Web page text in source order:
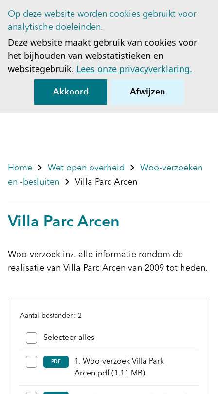
Op deze website worden cookies gebruikt voor
analytische doeleinden.
Deze website maakt gebruik van cookies voor
het bijhouden van webstatistieken en
websitegebruik. Lees onze privacyverklaring.
Akkoord Afwijzen
Home Wet open overheid
Woo-verzoeken
en -besluiten
Villa Parc Arcen
Villa Parc Arcen
Woo-verzoek inz. alle informatie rondom de
realisatie van Villa Parc Arcen van 2009 tot heden.
Aantal bestanden: 2
Bestanden en mappen selecteren
Selecteer alles
PDF
1. Woo-verzoek Villa Park
Arcen.pdf (1.11 MB)